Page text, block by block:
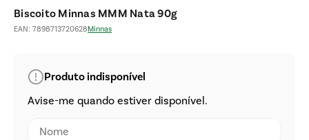
Biscoito Minnas MMM Nata 90g
EAN: 7898713720628Minnas